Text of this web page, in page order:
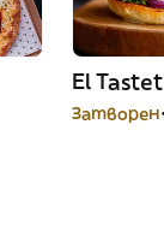
El Tastet
Затворен